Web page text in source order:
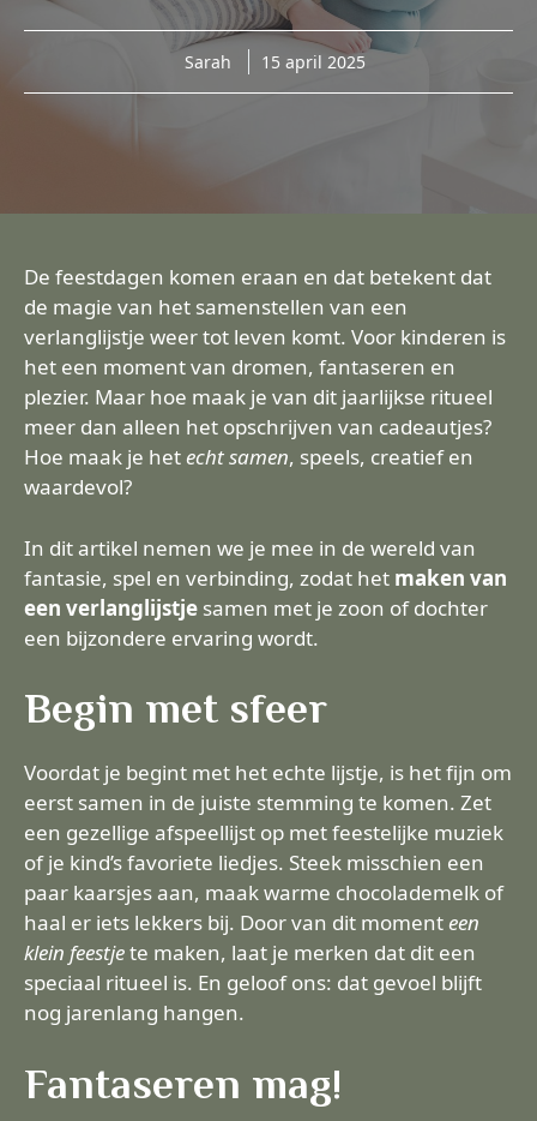
Sarah 15 april 2025
De feestdagen komen eraan en dat betekent dat
de magie van het samenstellen van een
verlanglijstje weer tot leven komt. Voor kinderen is
het een moment van dromen, fantaseren en
plezier. Maar hoe maak je van dit jaarlijkse ritueel
meer dan alleen het opschrijven van cadeautjes?
Hoe maak je hetecht samen, speels, creatief en
waardevol?
In dit artikel nemen we je mee in de wereld van
fantasie, spel en verbinding, zodat het maken van
een verlanglijstje samen met je zoon of dochter
een bijzondere ervaring wordt.
Begin met sfeer
Voordat je begint met het echte lijstje, is het fijn om
eerst samen in de juiste stemming te komen. Zet
een gezellige afspeellijst op met feestelijke muziek
of je kind’s favoriete liedjes. Steek misschien een
paar kaarsjes aan, maak warme chocolademelk of
haal er iets lekkers bij. Door van dit momenteen
klein feestjete maken, laat je merken dat dit een
speciaal ritueel is. En geloof ons: dat gevoel blijft
nog jarenlang hangen.
Fantaseren mag!